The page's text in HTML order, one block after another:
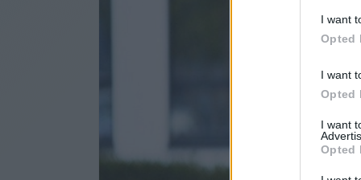
I want
Opted
I want
Opted
I want
Opted